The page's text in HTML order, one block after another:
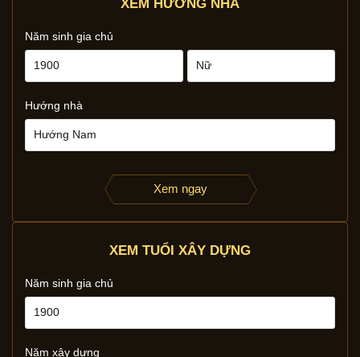
XEM HƯỚNG NHÀ
Năm sinh gia chủ
Hướng nhà
Xem ngay
XEM TUỔI XÂY DỰNG
Năm sinh gia chủ
Năm xây dựng